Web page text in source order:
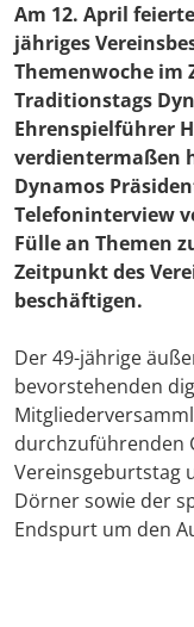
Am 12. April
jähriges
Themenwoche im
Traditionstags
Ehrenspielführer
verdientermaßen
Dynamos
Telefoninterview
Fülle an Themen
Zeitpunkt des
beschäftigen.
Der 49-jährige
bevorstehenden
durchzuführenden
Vereinsgeburtstag
Dörner sowie der
Endspurt um den